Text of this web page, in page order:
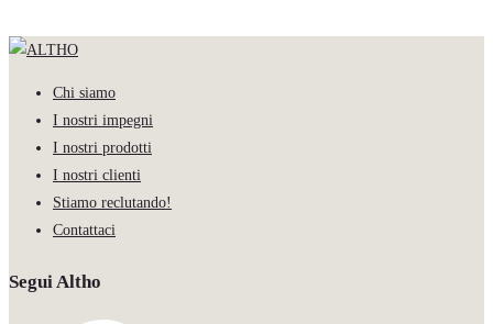
Chi siamo
I nostri impegni
I nostri prodotti
I nostri clienti
Stiamo reclutando!
Contattaci
Segui Altho